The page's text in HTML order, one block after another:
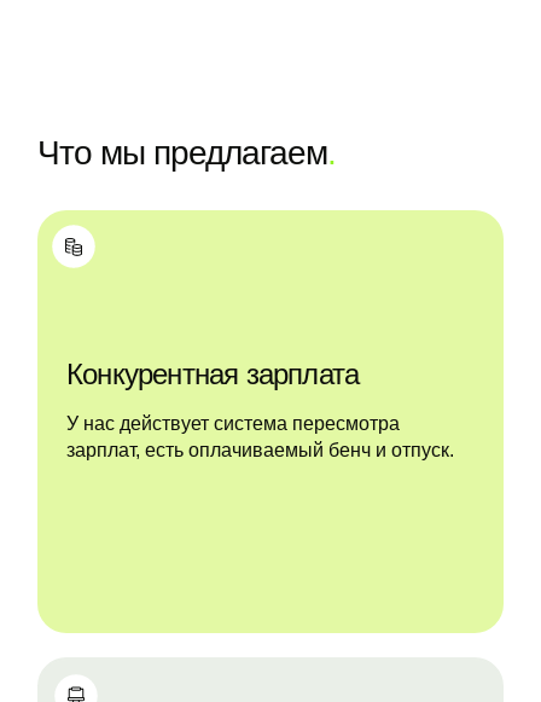
Что мы предлагаем.
Конкурентная зарплата
У нас действует система пересмотра
зарплат, есть оплачиваемый бенч и отпуск.